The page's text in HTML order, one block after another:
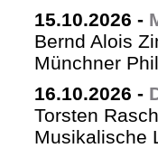
15.10.2026 -
Bernd Alois
Münchner
16.10.2026 -
Torsten
Musikalische